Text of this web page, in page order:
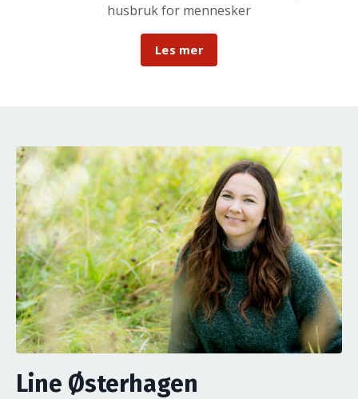
husbruk for mennesker
Les mer
Line Østerhagen